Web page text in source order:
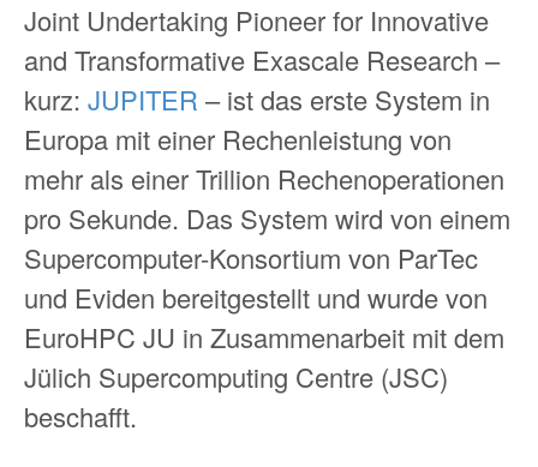
Joint Undertaking Pioneer for Innovative
and Transformative Exascale Research –
kurz: JUPITER – ist das erste System in
Europa mit einer Rechenleistung von
mehr als einer Trillion Rechenoperationen
pro Sekunde. Das System wird von einem
Supercomputer-Konsortium von ParTec
und Eviden bereitgestellt und wurde von
EuroHPC JU in Zusammenarbeit mit dem
Jülich Supercomputing Centre (JSC)
beschafft.